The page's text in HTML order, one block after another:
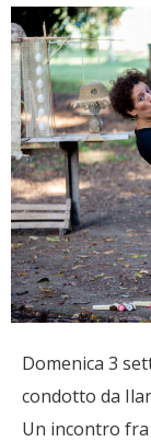
Domenica 3
condotto da
Un incontro